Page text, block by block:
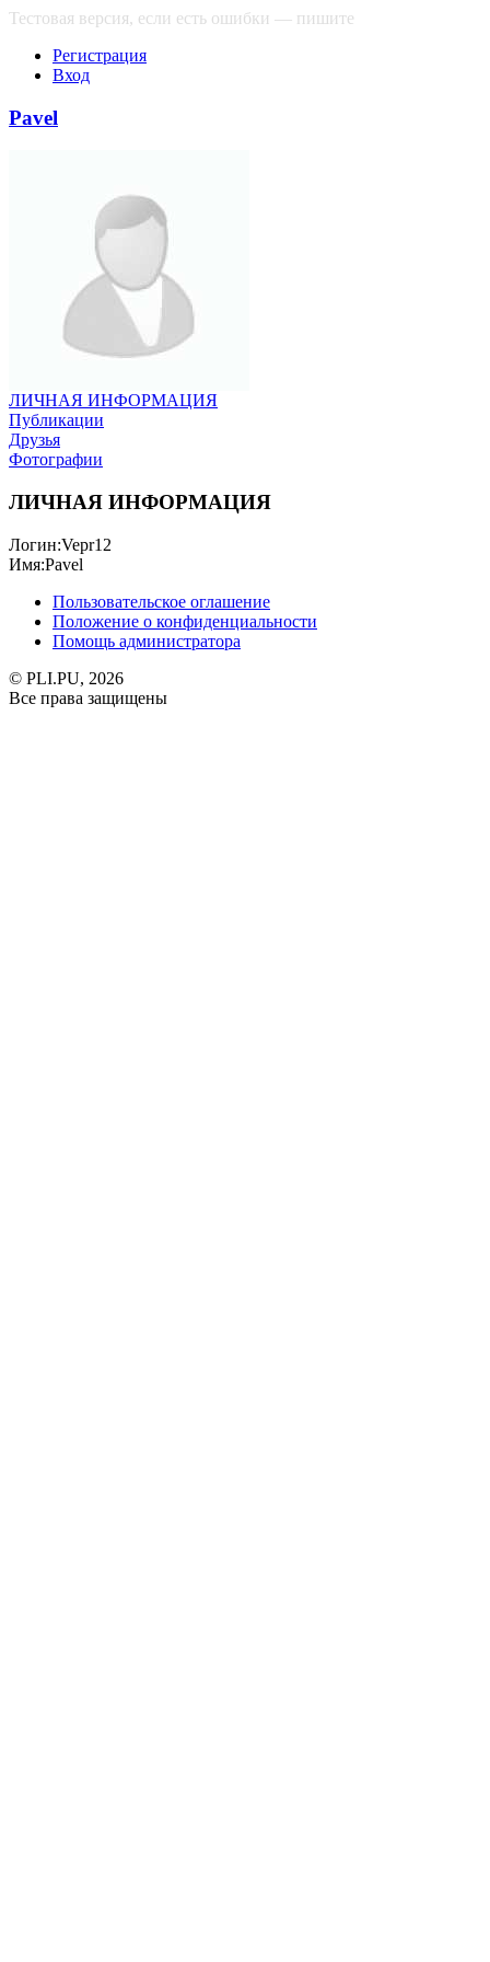
Тестовая версия, если есть ошибки — пишите
Регистрация
Вход
Pavel
ЛИЧНАЯ ИНФОРМАЦИЯ
Публикации
Друзья
Фотографии
ЛИЧНАЯ ИНФОРМАЦИЯ
Логин:Vepr12
Имя:Pavel
Пользовательское оглашение
Положение о конфиденциальности
Помощь администратора
© PLI.PU, 2026
Все права защищены